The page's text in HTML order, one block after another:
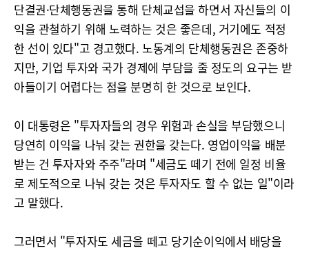
단결권·단체행동권을 통해 단체교섭을 하면서 자신들의 이
익을 관철하기 위해 노력하는 것은 좋은데, 거기에도 적정
한 선이 있다"고 경고했다. 노동계의 단체행동권은 존중하
지만, 기업 투자와 국가 경제에 부담을 줄 정도의 요구는 받
아들이기 어렵다는 점을 분명히 한 것으로 보인다.
이 대통령은 "투자자들의 경우 위험과 손실을 부담했으니
당연히 이익을 나눠 갖는 권한을 갖는다. 영업이익을 배분
받는 건 투자자와 주주"라며 "세금도 떼기 전에 일정 비율
로 제도적으로 나눠 갖는 것은 투자자도 할 수 없는 일"이라
고 말했다.
그러면서 "투자자도 세금을 떼고 당기순이익에서 배당을